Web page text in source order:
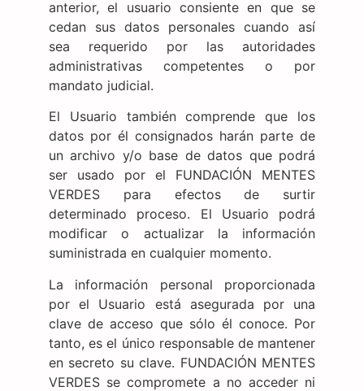
anterior, el usuario consiente en que se
cedan sus datos personales cuando así
sea requerido por las autoridades
administrativas competentes o por
mandato judicial.
El Usuario también comprende que los
datos por él consignados harán parte de
un archivo y/o base de datos que podrá
ser usado por el FUNDACIÓN MENTES
VERDES para efectos de surtir
determinado proceso. El Usuario podrá
modificar o actualizar la información
suministrada en cualquier momento.
La información personal proporcionada
por el Usuario está asegurada por una
clave de acceso que sólo él conoce. Por
tanto, es el único responsable de mantener
en secreto su clave. FUNDACIÓN MENTES
VERDES se compromete a no acceder ni